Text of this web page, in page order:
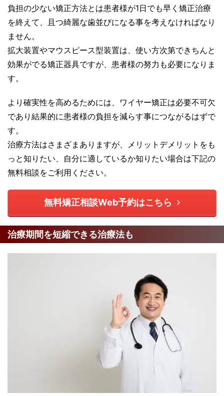
負担の少ない矯正方法とは患者様が1日でも早く矯正治療
を終えて、且つ綺麗な歯並びになる事を考えなければなり
ません。
拡大装置やマウスピース型装置は、使い方次第できちんと
効果がでる矯正器具ですが、患者様の努力も必要になりま
す。
より確実性を高めるためには、ワイヤー矯正は必要不可欠
であり結果的に患者様の負担を減らす事につながるはずで
す。
治療方法はさまざまありますが、メリットデメリットをも
っと知りたい、自分に適しているか知りたい場合は下記の
無料相談をご利用ください。
無料矯正相談Web予約はこちら
治療期間を短縮できる治療法も